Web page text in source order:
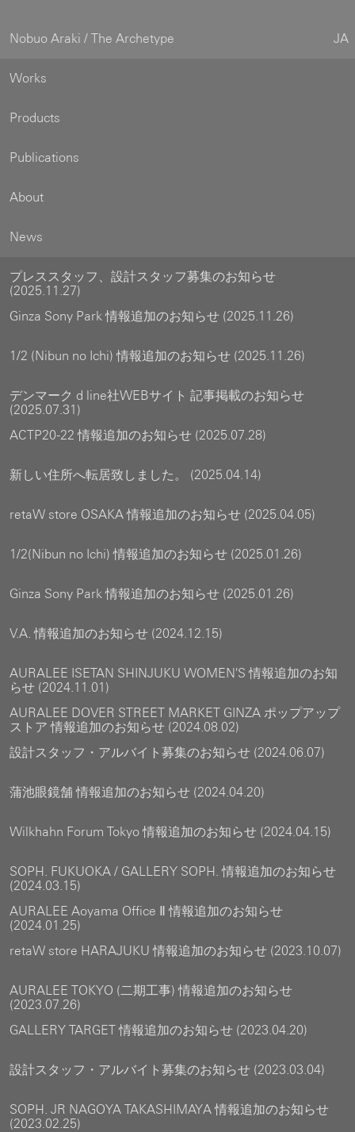
Nobuo Araki / The Archetype JA
Works
Products
Publications
About
News
プレススタッフ、設計スタッフ募集のお知らせ
(2025.11.27)
Ginza Sony Park 情報追加のお知らせ (2025.11.26)
1/2 (Nibun no Ichi) 情報追加のお知らせ (2025.11.26)
デンマーク d line社WEBサイト 記事掲載のお知らせ
(2025.07.31)
ACTP20-22 情報追加のお知らせ (2025.07.28)
新しい住所へ転居致しました。 (2025.04.14)
retaW store OSAKA 情報追加のお知らせ (2025.04.05)
1/2(Nibun no Ichi) 情報追加のお知らせ (2025.01.26)
Ginza Sony Park 情報追加のお知らせ (2025.01.26)
V.A. 情報追加のお知らせ (2024.12.15)
AURALEE ISETAN SHINJUKU WOMEN'S 情報追加のお知
らせ (2024.11.01)
AURALEE DOVER STREET MARKET GINZA ポップアップ
ストア 情報追加のお知らせ (2024.08.02)
設計スタッフ・アルバイト募集のお知らせ (2024.06.07)
蒲池眼鏡舗 情報追加のお知らせ (2024.04.20)
Wilkhahn Forum Tokyo 情報追加のお知らせ (2024.04.15)
SOPH. FUKUOKA / GALLERY SOPH. 情報追加のお知らせ
(2024.03.15)
AURALEE Aoyama Office Ⅱ 情報追加のお知らせ
(2024.01.25)
retaW store HARAJUKU 情報追加のお知らせ (2023.10.07)
AURALEE TOKYO (二期工事) 情報追加のお知らせ
(2023.07.26)
GALLERY TARGET 情報追加のお知らせ (2023.04.20)
設計スタッフ・アルバイト募集のお知らせ (2023.03.04)
SOPH. JR NAGOYA TAKASHIMAYA 情報追加のお知らせ
(2023.02.25)